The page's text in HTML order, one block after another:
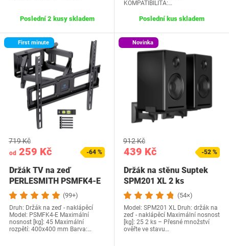
Poslední 2 kusy skladem
KOMPATIBILITA:…
Poslední kus skladem
First minute
od 259 Kč
719 Kč
-64 %
Držák TV na zeď
PERLESMITH PSMFK4-E
(99+)
Druh: Držák na zeď - naklápěcí
Model: PSMFK4-E Maximální
nosnost [kg]: 45 Maximální
rozpětí: 400x400 mm Barva:…
Novinka
439 Kč
912 Kč
-52 %
Držák na stěnu Suptek
SPM201 XL 2 ks
(54×)
Model: SPM201 XL Druh: držák na
zeď - naklápěcí Maximální nosnost
[kg]: 25 2 ks – Přesné množství
ověřte ve stavu…